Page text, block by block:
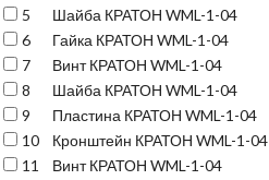
5
Шайба КРАТОН WML-1-04
6
Гайка КРАТОН WML-1-04
7
Винт КРАТОН WML-1-04
8
Шайба КРАТОН WML-1-04
9
Пластина КРАТОН WML-1-04
10
Кронштейн КРАТОН WML-1-04
11
Винт КРАТОН WML-1-04